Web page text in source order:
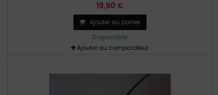
19,90 €
Ajouter au panier
Disponible
Ajouter au comparateur